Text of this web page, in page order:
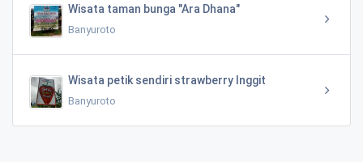
Wisata taman bunga "Ara Dhana"
Banyuroto
Wisata petik sendiri strawberry Inggit
Banyuroto